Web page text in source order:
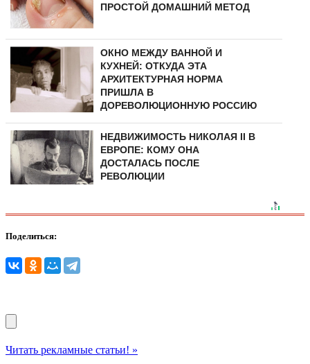
ПРОСТОЙ ДОМАШНИЙ МЕТОД
ОКНО МЕЖДУ ВАННОЙ И
КУХНЕЙ: ОТКУДА ЭТА
АРХИТЕКТУРНАЯ НОРМА
ПРИШЛА В
ДОРЕВОЛЮЦИОННУЮ РОССИЮ
НЕДВИЖИМОСТЬ НИКОЛАЯ II В
ЕВРОПЕ: КОМУ ОНА
ДОСТАЛАСЬ ПОСЛЕ
РЕВОЛЮЦИИ
Поделиться:
Читать рекламные статьи! »